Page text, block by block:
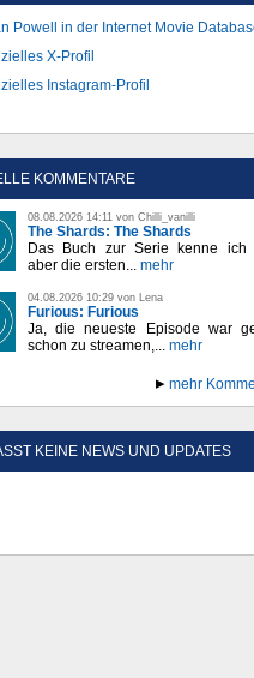
Powell in der Internet Movie
X-Profil
Instagram-Profil
KOMMENTARE
08.08.2026 14:11 von Chilli_vanilli
The Shards: The Shards
Das Buch zur Serie kenne ich
aber die ersten... mehr
04.08.2026 10:29 von Lena
Furious: Furious
Ja, die neueste Episode war
schon zu streamen,... mehr
mehr
KEINE NEWS UND UPDATES